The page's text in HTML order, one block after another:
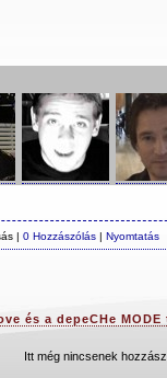
| 0 Hozzászólás | Nyomtatás
és a depeCHe
Itt még nincsenek